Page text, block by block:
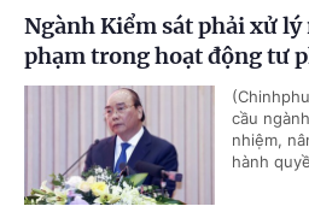
Ngành Kiểm sát phải xử lý
phạm trong hoạt động tư
cầu
nhiệm,
hành